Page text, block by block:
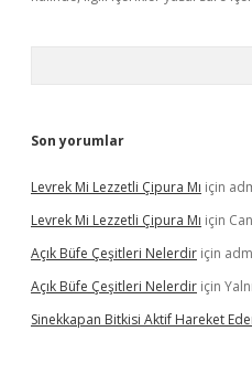
Son yorumlar
Levrek Mi Lezzetli Çipura Mı için
Levrek Mi Lezzetli Çipura Mı için
Açık Büfe Çeşitleri Nelerdir için
Açık Büfe Çeşitleri Nelerdir için
Sinekkapan Bitkisi Aktif Hareket